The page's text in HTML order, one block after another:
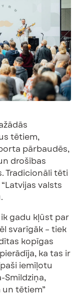
+1330
tētiem,
pārbaudēs,
drošības
Tradicionāli tēti
valsts
gadu kļūst par
svarīgāk – tiek
kopīgas
ka tas ir
iemīļotu
Smildziņa,
un tētiem”